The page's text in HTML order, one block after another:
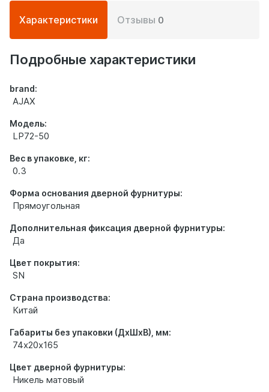
Подробная
информация
о
товаре
Характеристики Отзывы 0
Подробные характеристики
brand:
AJAX
Модель:
LP72-50
Вес в упаковке, кг:
0.3
Форма основания дверной фурнитуры:
Прямоугольная
Дополнительная фиксация дверной фурнитуры:
Да
Цвет покрытия:
SN
Страна производства:
Китай
Габариты без упаковки (ДхШхВ), мм:
74х20х165
Цвет дверной фурнитуры:
Никель матовый